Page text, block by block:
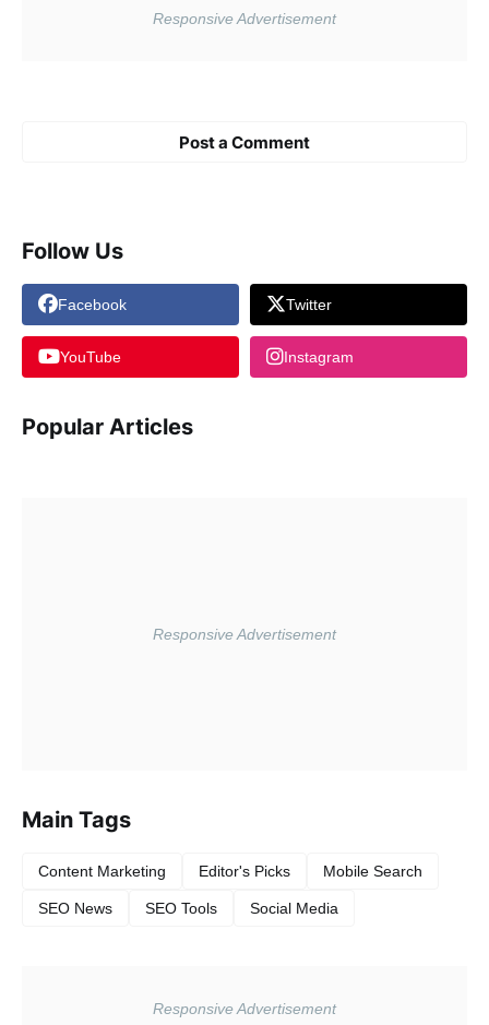
Post a Comment
Follow Us
Facebook Twitter
YouTube Instagram
Popular Articles
Main Tags
Content Marketing Editor's Picks Mobile Search
SEO News SEO Tools Social Media